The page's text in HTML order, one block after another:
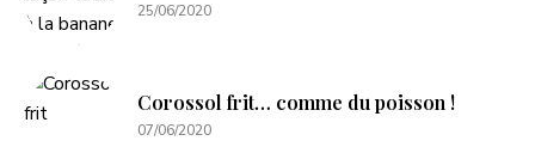
25/06/2020
Corossol frit… comme du poisson !
07/06/2020